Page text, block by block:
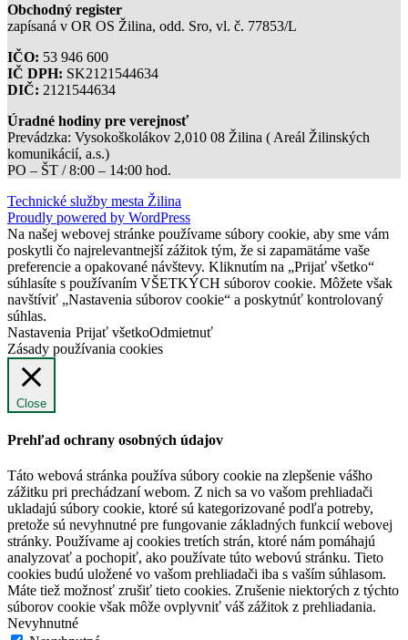
Obchodný register
zapísaná v OR OS Žilina, odd. Sro, vl. č. 77853/L
IČO: 53 946 600
IČ DPH: SK2121544634
DIČ: 2121544634
Úradné hodiny pre verejnosť
Prevádzka: Vysokoškolákov 2,010 08 Žilina ( Areál Žilinských
komunikácií, a.s.)
PO – ŠT / 8:00 – 14:00 hod.
Technické služby mesta Žilina
Proudly powered by WordPress
Na našej webovej stránke používame súbory cookie, aby sme vám
poskytli čo najrelevantnejší zážitok tým, že si zapamätáme vaše
preferencie a opakované návštevy. Kliknutím na „Prijať všetko“
súhlasíte s používaním VŠETKÝCH súborov cookie. Môžete však
navštíviť „Nastavenia súborov cookie“ a poskytnúť kontrolovaný
súhlas.
Nastavenia Prijať všetkoOdmietnuť
Zásady používania cookies
Close
Prehľad ochrany osobných údajov
Táto webová stránka používa súbory cookie na zlepšenie vášho
zážitku pri prechádzaní webom. Z nich sa vo vašom prehliadači
ukladajú súbory cookie, ktoré sú kategorizované podľa potreby,
pretože sú nevyhnutné pre fungovanie základných funkcií webovej
stránky. Používame aj cookies tretích strán, ktoré nám pomáhajú
analyzovať a pochopiť, ako používate túto webovú stránku. Tieto
cookies budú uložené vo vašom prehliadači iba s vaším súhlasom.
Máte tiež možnosť zrušiť tieto cookies. Zrušenie niektorých z týchto
súborov cookie však môže ovplyvniť váš zážitok z prehliadania.
Nevyhnutné